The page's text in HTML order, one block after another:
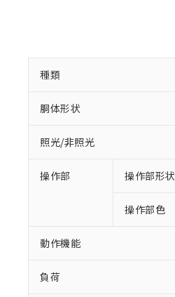
種類
胴体形状
照光/非照光
操作部 操作部形状
操作部色
動作機能
負荷